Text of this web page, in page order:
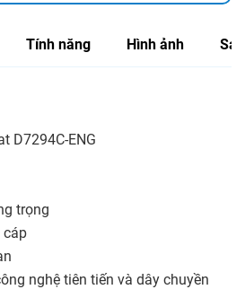
Tính năng Hình ảnh
D7294C-ENG
trọng
cáp
nghệ tiên tiến và dây chuyền